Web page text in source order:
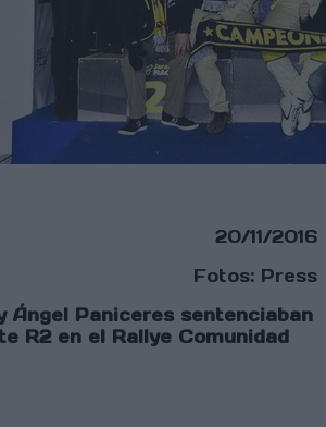
20/11/2016
Fotos: Press
Ángel Paniceres sentenciaban
R2 en el Rallye Comunidad